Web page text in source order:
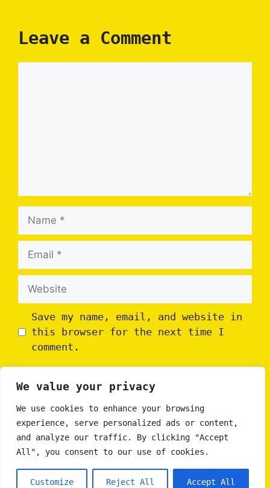
We value your privacy
We use cookies to enhance your browsing
experience, serve personalized ads or content,
and analyze our traffic. By clicking "Accept
All", you consent to our use of cookies.
Customize Reject All Accept All
Leave a Comment
Save my name, email, and website in
this browser for the next time I
comment.